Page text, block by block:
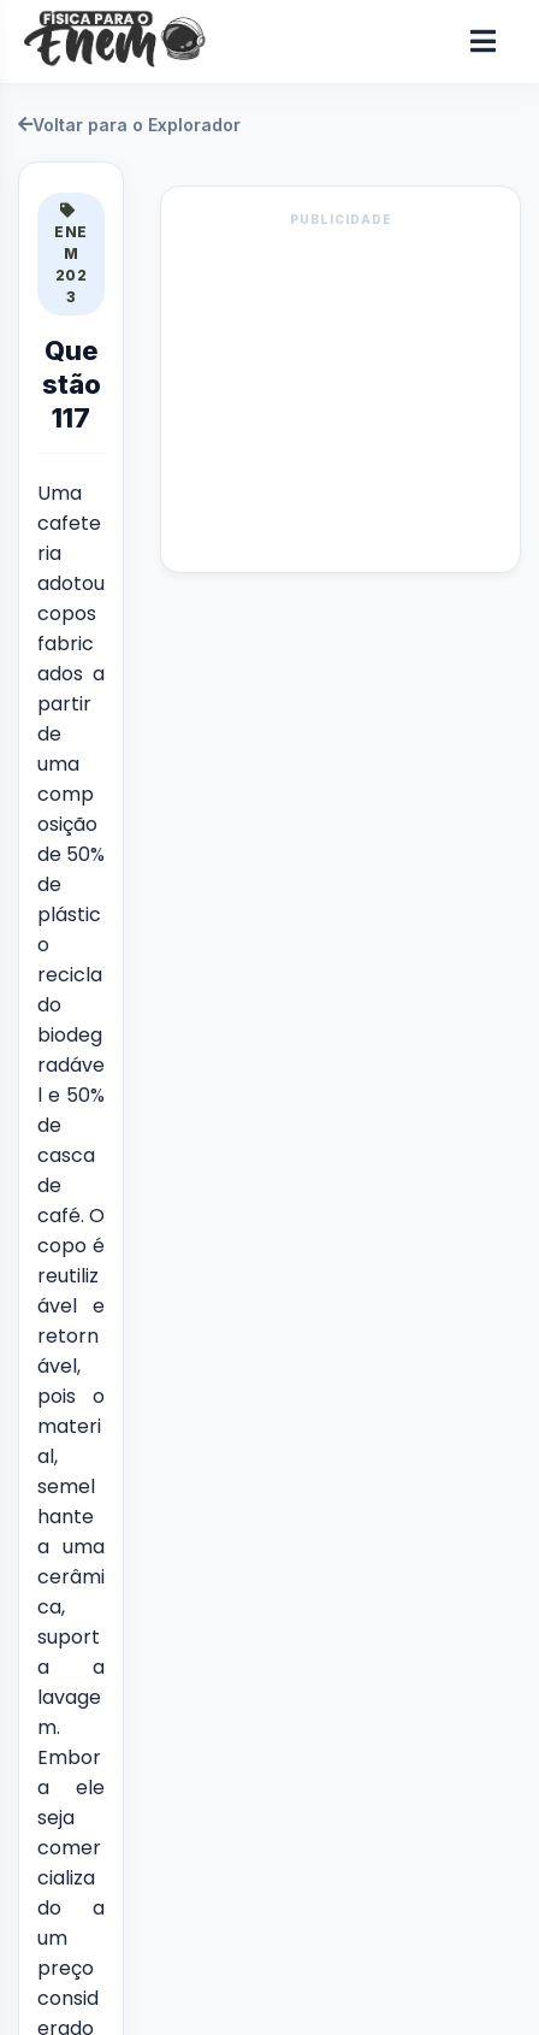
Voltar para o Explorador
ENE
M
202
3
Que
stão
117
Uma
cafete
ria
adotou
copos
fabric
ados a
partir
de
uma
comp
osição
de 50%
de
plástic
o
recicla
do
biodeg
radáve
l e 50%
de
casca
de
café. O
copo é
reutiliz
ável e
retorn
ável,
pois o
materi
al,
semel
hante
a uma
cerâmi
ca,
suport
a a
lavage
m.
Embor
a ele
seja
comer
cializa
do a
um
preço
consid
erado
PUBLICIDADE